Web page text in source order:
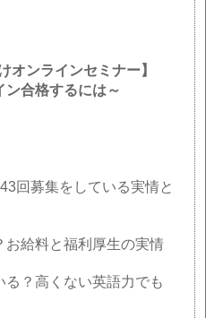
オンラインセミナー】
ン合格するには～
回募集をしている実情と
給料と福利厚生の実情
？高くない英語力でも